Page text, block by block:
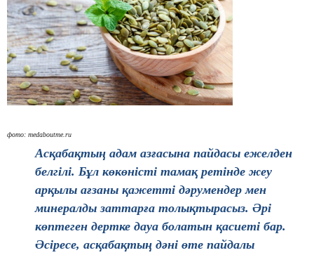
фото: medaboutme.ru
Асқабақтың адам азғасына пайдасы ежелден
белгілі. Бұл көкөністі тамақ ретінде жеу
арқылы ағзаны қажетті дәрумендер мен
минералды заттарға толықтырасыз. Әрі
көптеген дертке дауа болатын қасиеті бар.
Әсіресе, асқабақтың дәні өте пайдалы